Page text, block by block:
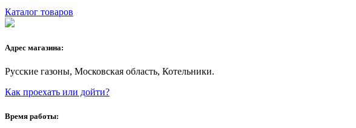
Каталог товаров
Адрес магазина:
Русские газоны, Московская область, Котельники.
Как проехать или дойти?
Время работы: